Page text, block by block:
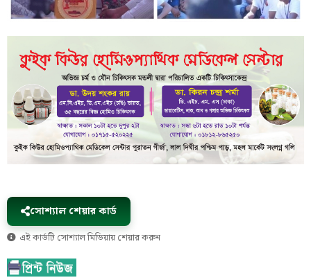
সোশ্যাল শেয়ার কার্ড
এই কার্ডটি সোশ্যাল মিডিয়ায় শেয়ার করুন